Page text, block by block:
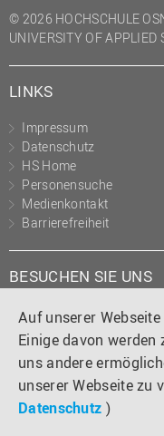
Auf unserer
Einige davon
uns andere
unserer Webseite zu
Datenschutz )
© 2026 HOCHSCHULE
UNIVERSITY OF APPLIED
LINKS
Impressum
Datenschutz
HS Home
Personensuche
Medienkontakt
Barrierefreiheit
BESUCHEN SIE UNS
Instagram
Tiktok